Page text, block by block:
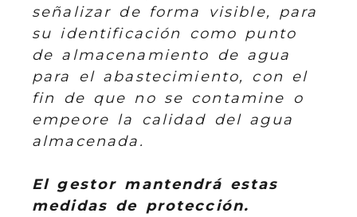
señalizar de forma visible, para
su identificación como punto
de almacenamiento de agua
para el abastecimiento, con el
fin de que no se contamine o
empeore la calidad del agua
almacenada.
El gestor mantendrá estas
medidas de protección.